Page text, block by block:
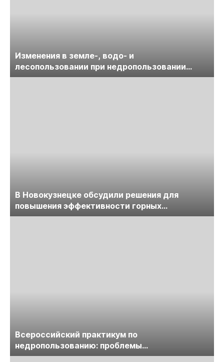
Изменения в земле-, водо- и
лесопользовании при недропользовании
обсудят на семинаре «ПравоТЭК»
В Новокузнецке обсудили решения для
повышения эффективности горных
предприятий
Всероссийский практикум по
недропользованию: проблемы
лицензирования, цифровизации, экспертизы